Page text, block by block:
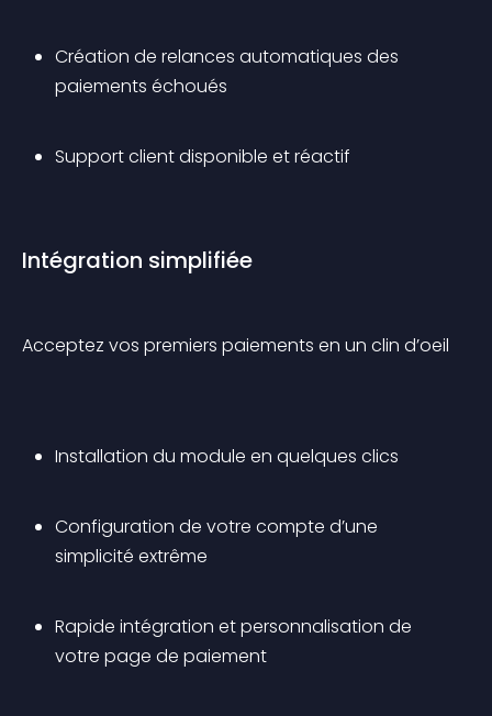
Création de relances automatiques des
paiements échoués
Support client disponible et réactif
Intégration simplifiée
Acceptez vos premiers paiements en un clin d’oeil
Installation du module en quelques clics
Configuration de votre compte d’une
simplicité extrême
Rapide intégration et personnalisation de
votre page de paiement